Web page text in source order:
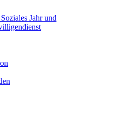
Jahr und